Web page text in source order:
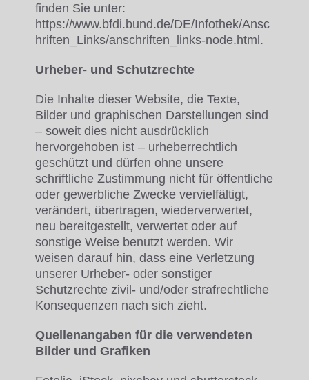
finden Sie unter:
https://www.bfdi.bund.de/DE/Infothek/Ansc
hriften_Links/anschriften_links-node.html.
Urheber- und Schutzrechte
Die Inhalte dieser Website, die Texte,
Bilder und graphischen Darstellungen sind
– soweit dies nicht ausdrücklich
hervorgehoben ist – urheberrechtlich
geschützt und dürfen ohne unsere
schriftliche Zustimmung nicht für öffentliche
oder gewerbliche Zwecke vervielfältigt,
verändert, übertragen, wiederverwertet,
neu bereitgestellt, verwertet oder auf
sonstige Weise benutzt werden. Wir
weisen darauf hin, dass eine Verletzung
unserer Urheber- oder sonstiger
Schutzrechte zivil- und/oder strafrechtliche
Konsequenzen nach sich zieht.
Quellenangaben für die verwendeten
Bilder und Grafiken